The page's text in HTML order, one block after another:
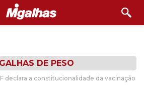
DE PESO
declara a constitucionalidade da vacinação